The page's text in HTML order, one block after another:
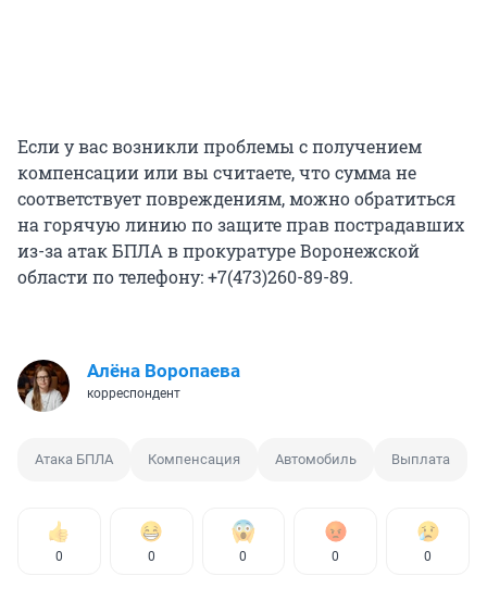
Если у вас возникли проблемы с получением
компенсации или вы считаете, что сумма не
соответствует повреждениям, можно обратиться
на горячую линию по защите прав пострадавших
из-за атак БПЛА в прокуратуре Воронежской
области по телефону: +7(473)260-89-89.
Алёна Воропаева
корреспондент
Атака БПЛА Компенсация Автомобиль Выплата
0 0 0 0 0